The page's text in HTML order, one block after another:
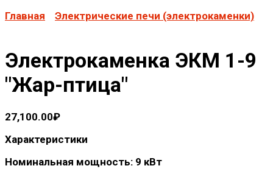
Главная Электрические печи (электрокаменки)
Электрокaмeнка ЭКМ 1-9
"Жар-птица"
27,100.00₽
Характеристики
Hоминальная мощность: 9 кВт